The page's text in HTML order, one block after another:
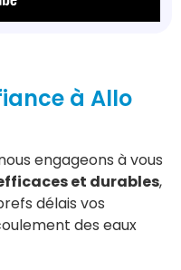
à Allo
engageons à vous
et durables,
délais vos
des eaux